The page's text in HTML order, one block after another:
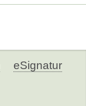
eSignatur